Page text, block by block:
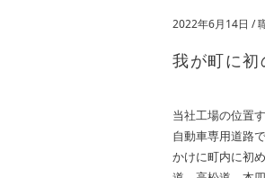
2022年6月14日 /
我が町に初
当社工場の位置
自動車専用道路
かけに町内に初